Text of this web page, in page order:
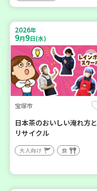
2026年
9月9日(水)
宝塚市
日本茶のおいしい淹れ方と
リサイクル
大人向け 食